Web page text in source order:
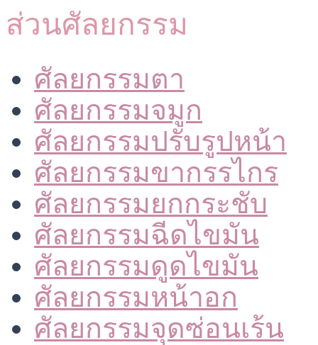
ส่วนศัลยกรรม
ศัลยกรรมตา
ศัลยกรรมจมูก
ศัลยกรรมปรับรูปหน้า
ศัลยกรรมขากรรไกร
ศัลยกรรมยกกระชับ
ศัลยกรรมฉีดไขมัน
ศัลยกรรมดูดไขมัน
ศัลยกรรมหน้าอก
ศัลยกรรมจุดซ่อนเร้น